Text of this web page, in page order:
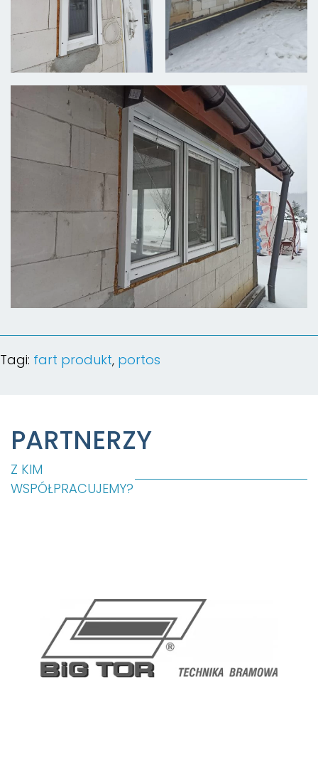
Tagi: fart produkt, portos
PARTNERZY
Z KIM
WSPÓŁPRACUJEMY?